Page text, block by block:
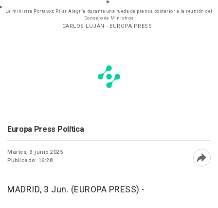
La ministra Portavoz, Pilar Alegría, durante una rueda de prensa posterior a la reunión del
Consejo de Ministros
- CARLOS LUJÁN - EUROPA PRESS
Europa Press Política
Martes, 3 junio 2025
Publicado: 16:28
MADRID, 3 Jun. (EUROPA PRESS) -